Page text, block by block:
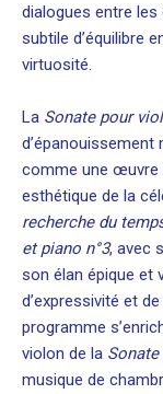
dialogues entre les
subtile d’équilibre
virtuosité.
La Sonate pour
d’épanouissement
comme une œuvre
esthétique de la
recherche du
et piano n°3, avec
son élan épique et
d’expressivité et
programme
violon de la
musique de